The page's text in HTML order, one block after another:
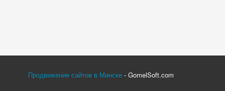
Продвижение сайтов в Минске - GomelSoft.com